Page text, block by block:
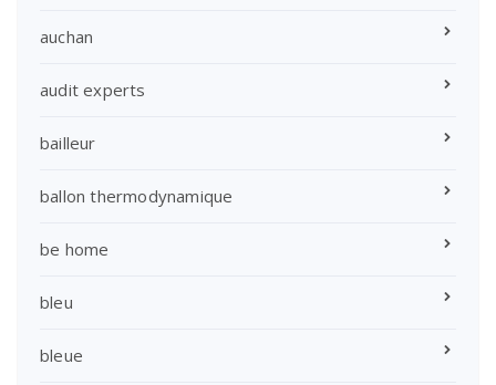
auchan
audit experts
bailleur
ballon thermodynamique
be home
bleu
bleue